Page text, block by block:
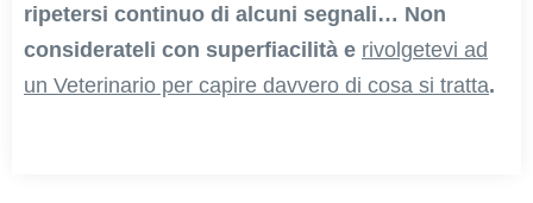
ripetersi continuo di alcuni segnali… Non
considerateli con superfiacilità e rivolgetevi ad
un Veterinario per capire davvero di cosa si tratta.